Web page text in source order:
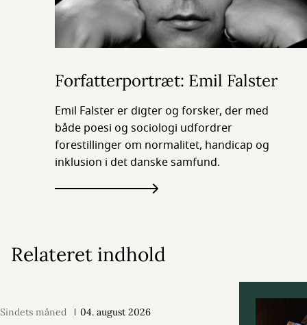
Forfatterportræt: Emil Falster
Emil Falster er digter og forsker, der med
både poesi og sociologi udfordrer
forestillinger om normalitet, handicap og
inklusion i det danske samfund.
Relateret indhold
Sindets måned 04. august 2026